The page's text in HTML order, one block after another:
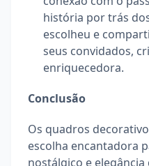
história por trás
escolheu e
seus convidados,
enriquecedora.
Conclusão
Os quadros
escolha encantadora
nostálgico e elegância